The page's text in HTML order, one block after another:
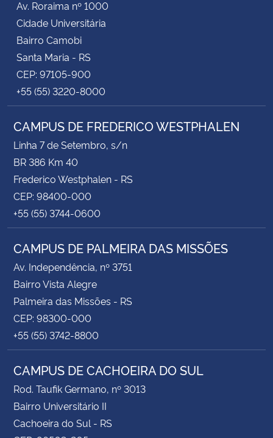
Av. Roraima nº 1000
Cidade Universitária
Bairro Camobi
Santa Maria - RS
CEP: 97105-900
+55 (55) 3220-8000
CAMPUS DE FREDERICO WESTPHALEN
Linha 7 de Setembro, s/n
BR 386 Km 40
Frederico Westphalen - RS
CEP: 98400-000
+55 (55) 3744-0600
CAMPUS DE PALMEIRA DAS MISSÕES
Av. Independência, nº 3751
Bairro Vista Alegre
Palmeira das Missões - RS
CEP: 98300-000
+55 (55) 3742-8800
CAMPUS DE CACHOEIRA DO SUL
Rod. Taufik Germano, nº 3013
Bairro Universitário II
Cachoeira do Sul - RS